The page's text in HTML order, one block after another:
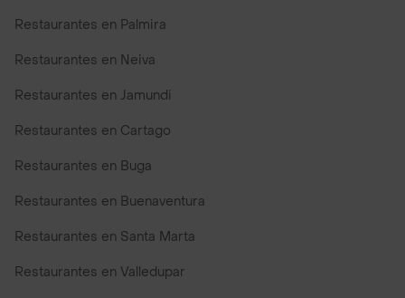
Restaurantes en Palmira
Restaurantes en Neiva
Restaurantes en Jamundi
Restaurantes en Cartago
Restaurantes en Buga
Restaurantes en Buenaventura
Restaurantes en Santa Marta
Restaurantes en Valledupar